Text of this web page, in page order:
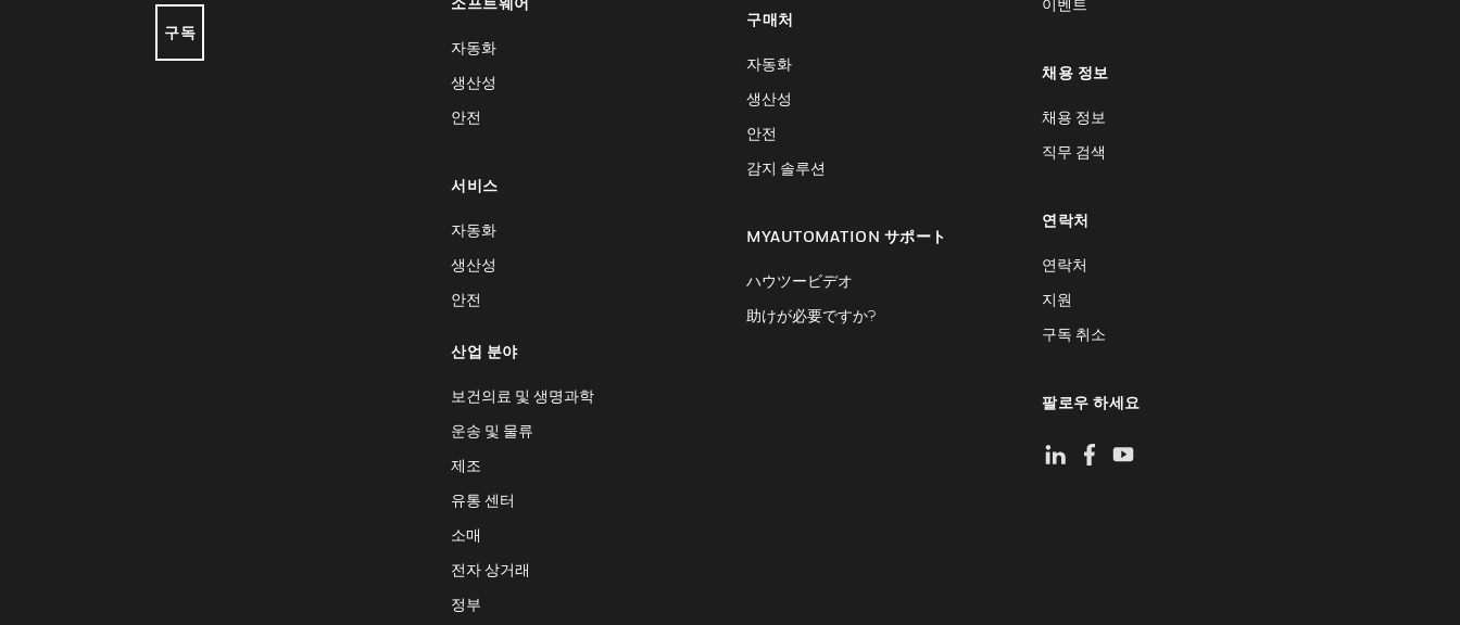
구독
자동화
생산성
안전
서비스
자동화
생산성
안전
산업 분야
보건의료 및 생명과학
운송 및 물류
제조
유통 센터
소매
전자 상거래
정부
구매처
자동화
생산성
안전
감지 솔루션
MYAUTOMATION サポート
ハウツービデオ
助けが必要ですか?
이벤트
채용 정보
채용 정보
직무 검색
연락처
연락처
지원
구독 취소
팔로우 하세요